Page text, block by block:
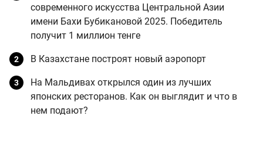
современного искусства Центральной Азии
имени Бахи Бубикановой 2025. Победитель
получит 1 миллион тенге
В Казахстане построят новый аэропорт
На Мальдивах открылся один из лучших
японских ресторанов. Как он выглядит и что в
нем подают?